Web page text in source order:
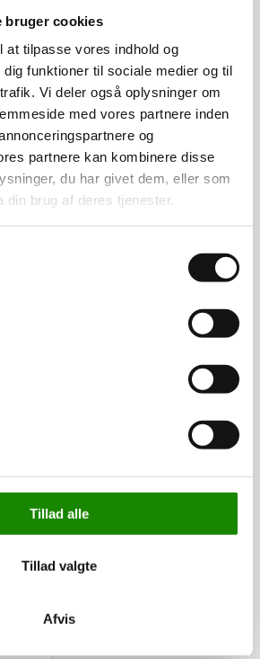
bruger cookies
at tilpasse vores indhold og
funktioner til sociale medier og til
Vi deler også oplysninger om
med vores partnere inden
og
partnere kan kombinere disse
du har givet dem, eller som
din brug af deres tjenester.
Tillad alle
Tillad valgte
Afvis